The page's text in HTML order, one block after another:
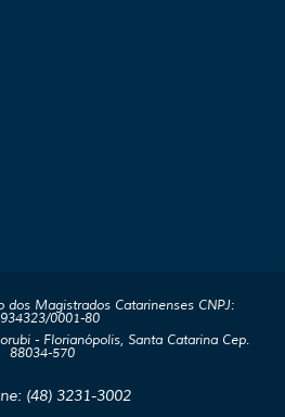
dos Magistrados Catarinenses CNPJ:
0001-80
- Florianópolis, Santa Catarina Cep.
88034-570
(48) 3231-3002